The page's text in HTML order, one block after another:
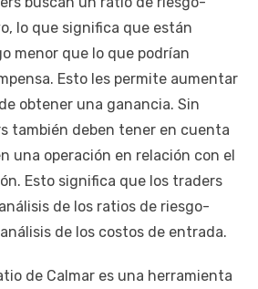
lo que significa que están
menor que lo que podrían
Esto les permite aumentar
obtener una ganancia. Sin
también deben tener en cuenta
una operación en relación con el
Esto significa que los traders
de los ratios de riesgo-
de los costos de entrada.
de Calmar es una herramienta